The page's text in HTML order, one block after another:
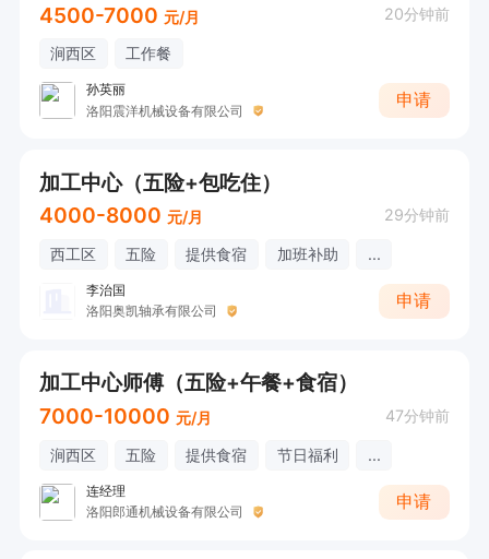
4500-7000 元/月 20分钟前
涧西区 工作餐
孙英丽
洛阳震洋机械设备有限公司
申请
加工中心（五险+包吃住）
4000-8000 元/月 29分钟前
西工区 五险 提供食宿 加班补助 ...
李治国
洛阳奥凯轴承有限公司
申请
加工中心师傅（五险+午餐+食宿）
7000-10000 元/月 47分钟前
涧西区 五险 提供食宿 节日福利 ...
连经理
洛阳郎通机械设备有限公司
申请